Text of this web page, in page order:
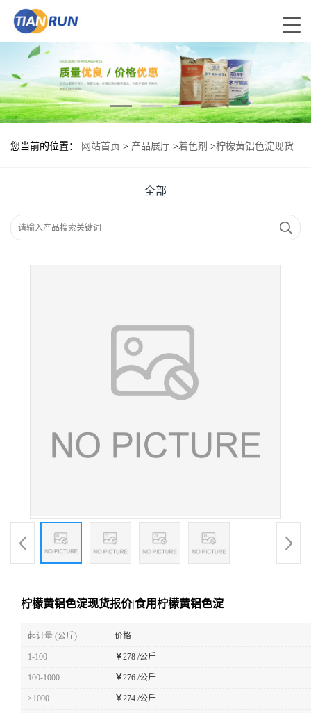
您当前的位置： 网站首页 > 产品展厅 >着色剂 >柠檬黄铝色淀现货
全部
柠檬黄铝色淀现货报价|食用柠檬黄铝色淀
起订量 (公斤) 价格
1-100 ￥278 /公斤
100-1000 ￥276 /公斤
≥1000 ￥274 /公斤